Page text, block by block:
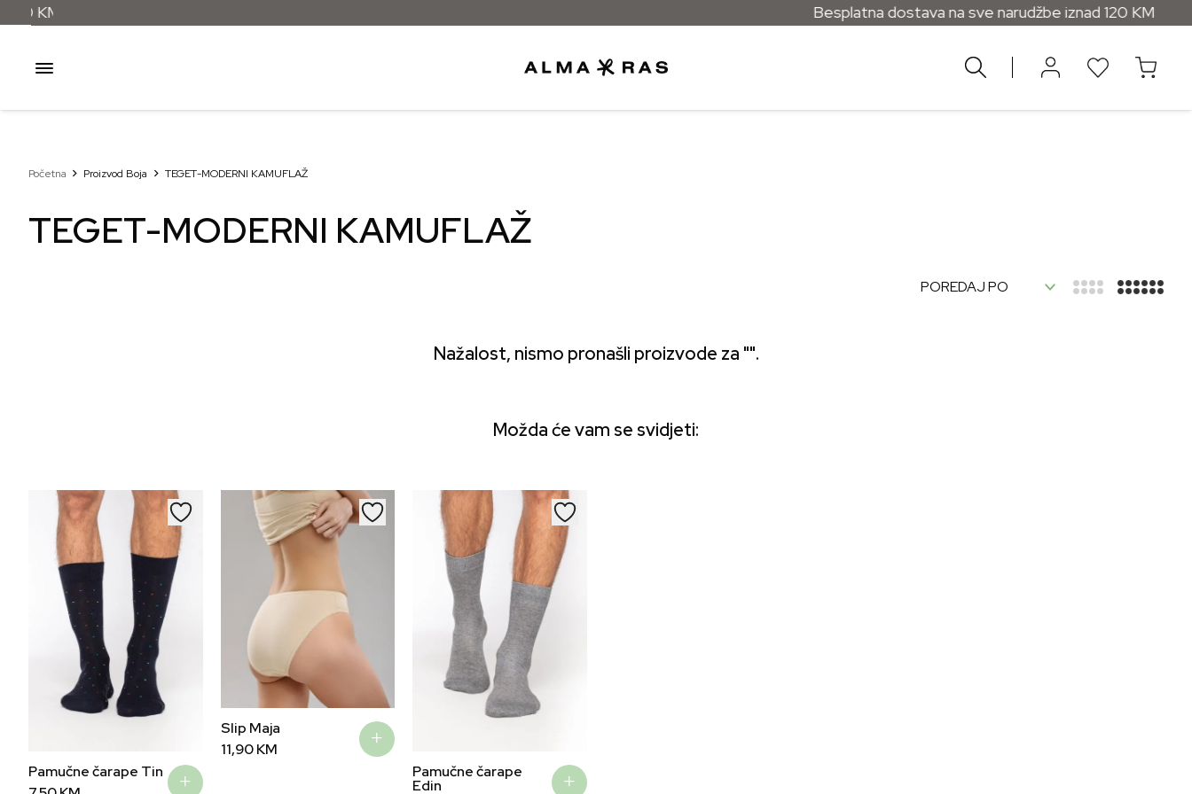
Besplatna dostava na sve narudžbe iznad 120 KM
Početna Proizvod Boja TEGET-MODERNI KAMUFLAŽ
TEGET-MODERNI KAMUFLAŽ
Nažalost, nismo pronašli proizvode za "".
Možda će vam se svidjeti:
Pamučne čarape Tin
Slip Maja
11,90KM
Pamučne čarape
Edin